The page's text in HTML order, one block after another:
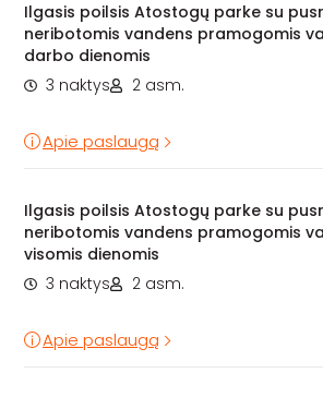
Ilgasis poilsis Atostogų parke su
neribotomis vandens pramogomis
darbo dienomis
3 naktys
2 asm.
Apie paslaugą
Ilgasis poilsis Atostogų parke su
neribotomis vandens pramogomis
visomis dienomis
3 naktys
2 asm.
Apie paslaugą